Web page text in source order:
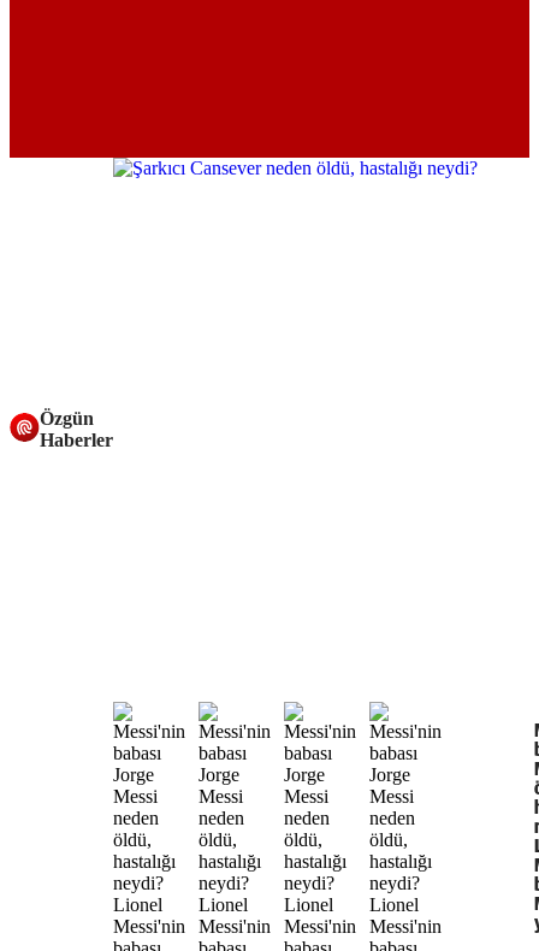
Özgün
Haberler